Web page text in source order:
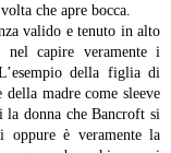
che apre bocca.
valido e tenuto in alto
capire veramente i
della figlia di
madre come sleeve
la donna che Bancroft si
oppure è veramente la